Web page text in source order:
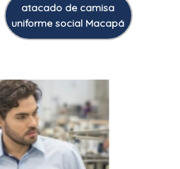
atacado de camisa
uniforme social Macapá